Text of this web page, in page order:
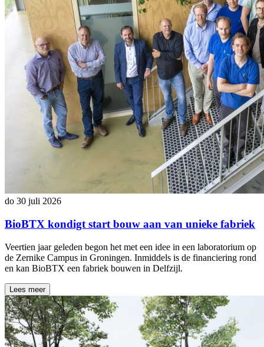
do 30 juli 2026
BioBTX kondigt start bouw aan van unieke fabriek
Veertien jaar geleden begon het met een idee in een laboratorium op
de Zernike Campus in Groningen. Inmiddels is de financiering rond
en kan BioBTX een fabriek bouwen in Delfzijl.
Lees meer